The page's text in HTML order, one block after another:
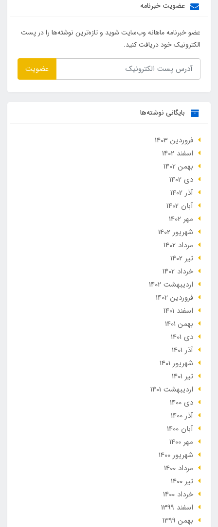
عضویت خبرنامه
عضو خبرنامه ماهانه وب‌سایت شوید و تازه‌ترین نوشته‌ها را در پست
الکترونیک خود دریافت کنید.
عضویت
بایگانی نوشته‌ها
فروردین 1403
اسفند 1402
بهمن 1402
دی 1402
آذر 1402
آبان 1402
مهر 1402
شهریور 1402
مرداد 1402
تير 1402
خرداد 1402
ارديبهشت 1402
فروردین 1402
اسفند 1401
بهمن 1401
دی 1401
آذر 1401
شهریور 1401
تير 1401
ارديبهشت 1401
دی 1400
آذر 1400
آبان 1400
مهر 1400
شهریور 1400
مرداد 1400
تير 1400
خرداد 1400
اسفند 1399
بهمن 1399